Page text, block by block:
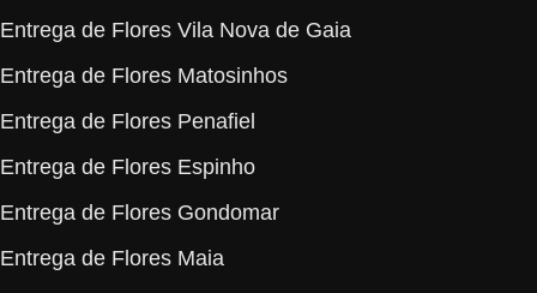
Entrega de Flores Vila Nova de Gaia
Entrega de Flores Matosinhos
Entrega de Flores Penafiel
Entrega de Flores Espinho
Entrega de Flores Gondomar
Entrega de Flores Maia